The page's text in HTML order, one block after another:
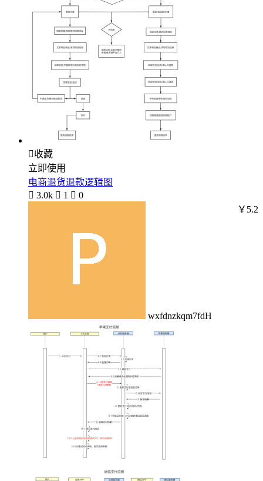
收藏
立即使用
电商退货退款逻辑图
 3.0k  1  0
wxfdnzkqm7fdH
￥5.2